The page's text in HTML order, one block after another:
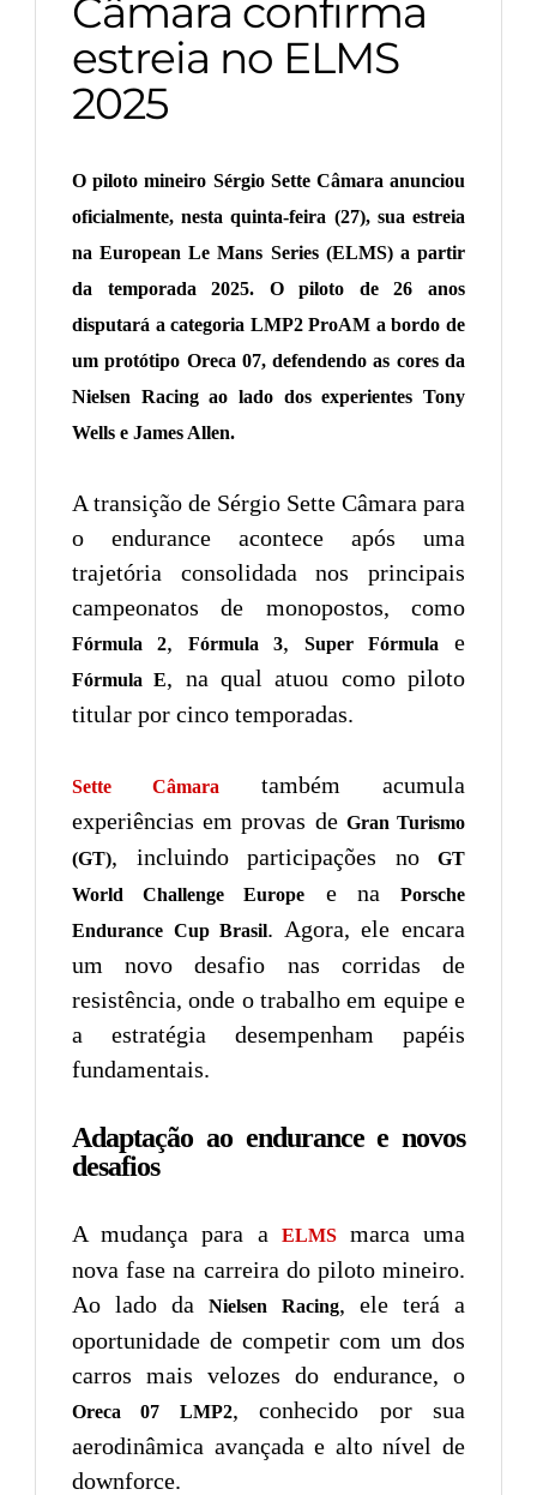
Câmara confirma
estreia no ELMS
2025
O piloto mineiro Sérgio Sette Câmara anunciou
oficialmente, nesta quinta-feira (27), sua estreia
na European Le Mans Series (ELMS) a partir
da temporada 2025. O piloto de 26 anos
disputará a categoria LMP2 ProAM a bordo de
um protótipo Oreca 07, defendendo as cores da
Nielsen Racing ao lado dos experientes Tony
Wells e James Allen.
A transição de Sérgio Sette Câmara para
o endurance acontece após uma
trajetória consolidada nos principais
campeonatos de monopostos, como
Fórmula 2, Fórmula 3, Super Fórmula e
Fórmula E, na qual atuou como piloto
titular por cinco temporadas.
Sette Câmara
também acumula
experiências em provas de Gran Turismo
(GT), incluindo participações no
GT
World Challenge Europe
e naPorsche
Endurance Cup Brasil. Agora, ele encara
um novo desafio nas corridas de
resistência, onde o trabalho em equipe e
a estratégia desempenham papéis
fundamentais.
Adaptação ao endurance e novos
desafios
A mudança para a ELMSmarca uma
nova fase na carreira do piloto mineiro.
Ao lado daNielsen Racing, ele terá a
oportunidade de competir com um dos
carros mais velozes do endurance, o
Oreca 07 LMP2, conhecido por sua
aerodinâmica avançada e alto nível de
downforce.